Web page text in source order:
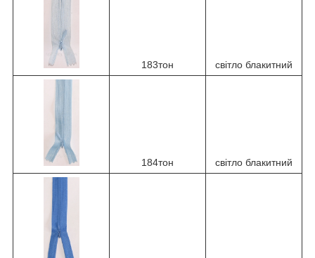
183тон світло блакитний
184тон світло блакитний